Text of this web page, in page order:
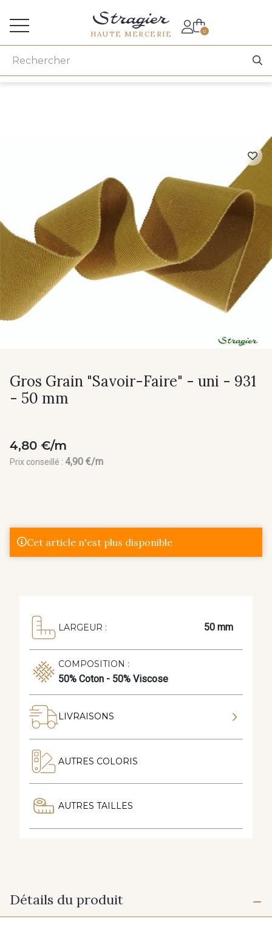
HAUTE MERCERIE 0
Gros Grain "Savoir-Faire" - uni - 931
- 50 mm
4,80 €/m
Prix conseillé : 4,90 €/m
Cet article n'est plus disponible
LARGEUR : 50 mm
COMPOSITION :
50% Coton - 50% Viscose
LIVRAISONS
AUTRES COLORIS
AUTRES TAILLES
Détails du produit